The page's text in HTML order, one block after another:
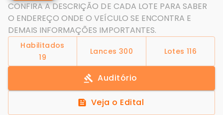
CONFIRA A DESCRIÇÃO DE CADA LOTE PARA SABER
O ENDEREÇO ONDE O VEÍCULO SE ENCONTRA E
DEMAIS INFORMAÇÕES IMPORTANTES.
Habilitados
19
Lances 300 Lotes 116
Auditório
Veja o Edital